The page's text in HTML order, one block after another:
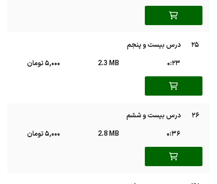
25
درس بیست و پنجم
0:23
2.3 MB 5,000 تومان
26
درس بیست و ششم
0:36
2.8 MB 5,000 تومان